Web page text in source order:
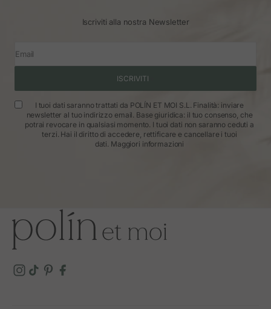
Iscriviti alla nostra Newsletter
Email
ISCRIVITI
I tuoi dati saranno trattati da POLÍN ET MOI S.L. Finalità: inviare
newsletter al tuo indirizzo email. Base giuridica: il tuo consenso, che
potrai revocare in qualsiasi momento. I tuoi dati non saranno ceduti a
terzi. Hai il diritto di accedere, rettificare e cancellare i tuoi
dati. Maggiori informazioni